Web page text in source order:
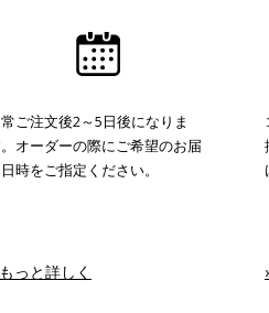
ご注文後2～5日後になりま
オーダーの際にご希望のお届
時をご指定ください。
っと詳しく